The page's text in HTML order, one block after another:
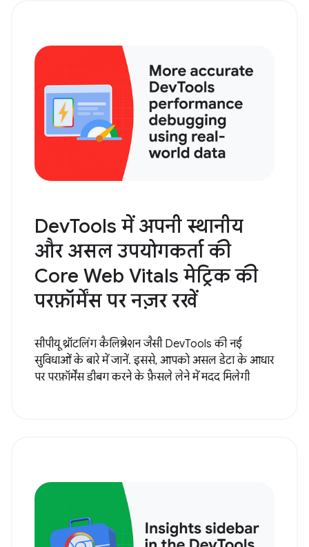
DevTools में अपनी स्थानीय
और असल उपयोगकर्ता की
Core Web Vitals मेट्रिक की
परफ़ॉर्मेंस पर नज़र रखें
सीपीयू थ्रॉटलिंग कैलिब्रेशन जैसी DevTools की नई
सुविधाओं के बारे में जानें. इससे, आपको असल डेटा के आधार
पर परफ़ॉर्मेंस डीबग करने के फ़ैसले लेने में मदद मिलेगी